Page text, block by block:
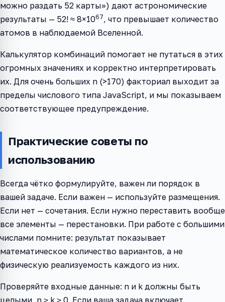
можно раздать 52 карты») дают астрономические
результаты — 52! ≈ 8×1067, что превышает количество
атомов в наблюдаемой Вселенной.
Калькулятор комбинаций помогает не путаться в этих
огромных значениях и корректно интерпретировать
их. Для очень больших n (>170) факториал выходит за
пределы числового типа JavaScript, и мы показываем
соответствующее предупреждение.
Практические советы по
использованию
Всегда чётко формулируйте, важен ли порядок в
вашей задаче. Если важен — используйте размещения.
Если нет — сочетания. Если нужно переставить вообще
все элементы — перестановки. При работе с большими
числами помните: результат показывает
математическое количество вариантов, а не
физическую реализуемость каждого из них.
Проверяйте входные данные: n и k должны быть